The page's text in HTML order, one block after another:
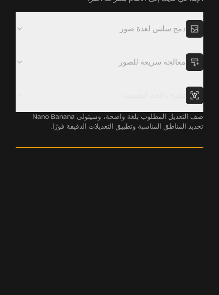
دمج سلس لعدة صور
تعليمات واحدة بلغة طبيعية.